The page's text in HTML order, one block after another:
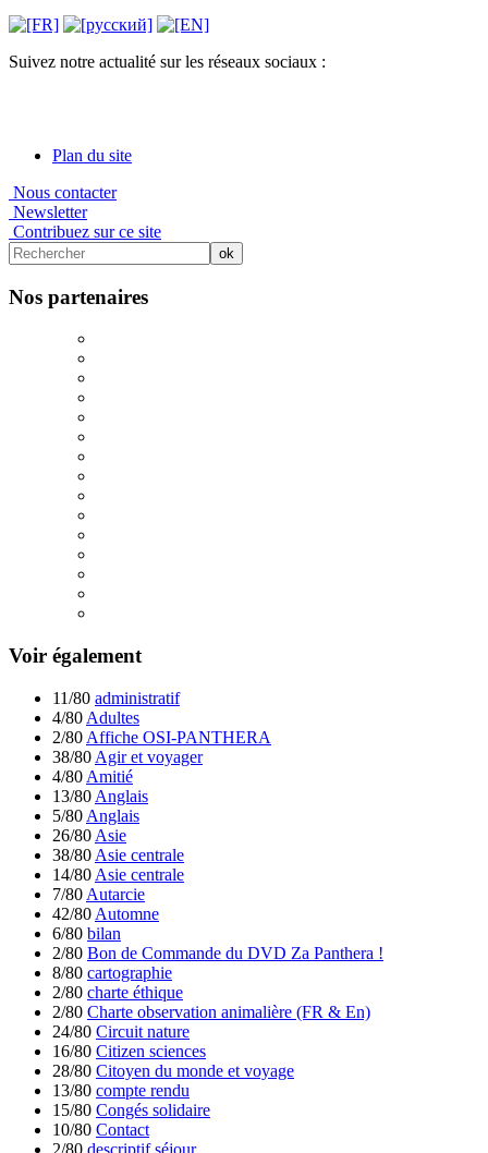
Suivez notre actualité sur les réseaux sociaux :
Plan du site
Nous contacter
Newsletter
Contribuez sur ce site
Nos partenaires
Voir également
11/80 administratif
4/80 Adultes
2/80 Affiche OSI-PANTHERA
38/80 Agir et voyager
4/80 Amitié
13/80 Anglais
5/80 Anglais
26/80 Asie
38/80 Asie centrale
14/80 Asie centrale
7/80 Autarcie
42/80 Automne
6/80 bilan
2/80 Bon de Commande du DVD Za Panthera !
8/80 cartographie
2/80 charte éthique
2/80 Charte observation animalière (FR & En)
24/80 Circuit nature
16/80 Citizen sciences
28/80 Citoyen du monde et voyage
13/80 compte rendu
15/80 Congés solidaire
10/80 Contact
2/80 descriptif séjour